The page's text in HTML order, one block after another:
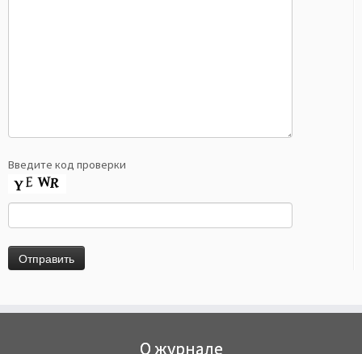
Введите код проверки
О журнале